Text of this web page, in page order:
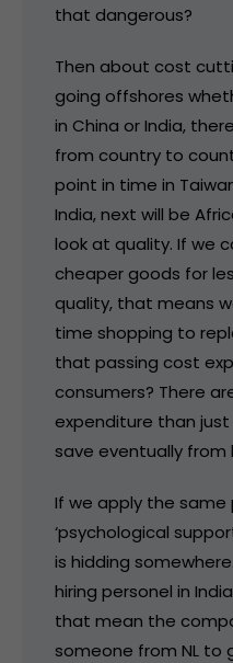
that dangerous?
Then about cost
going offshores
in China or India,
from country to
point in time in
India, next will be
look at quality. If we
cheaper goods for
quality, that means
time shopping to
that passing cost
consumers? There
expenditure than
save eventually from
If we apply the same
‘psychological
is hidding
hiring personel in
that mean the
someone from NL to